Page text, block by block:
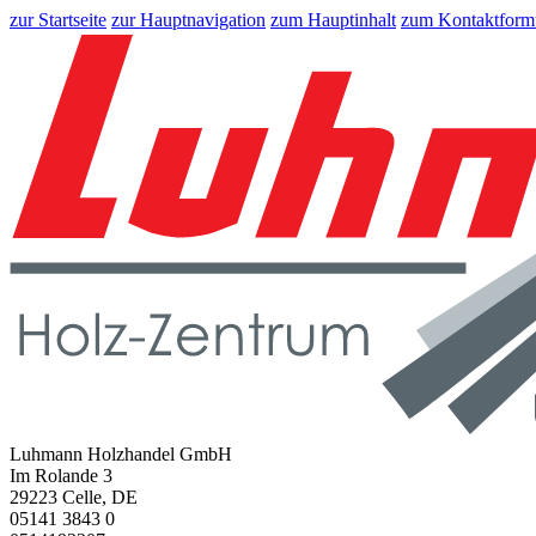
zur Startseite zur Hauptnavigation zum Hauptinhalt zum
Luhmann Holzhandel GmbH
Im Rolande 3
29223 Celle, DE
05141 3843 0